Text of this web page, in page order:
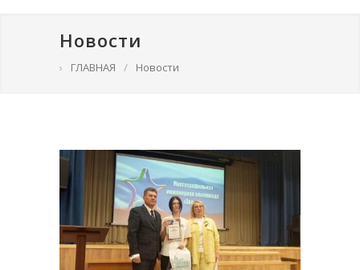
Новости
› ГЛАВНАЯ / Новости